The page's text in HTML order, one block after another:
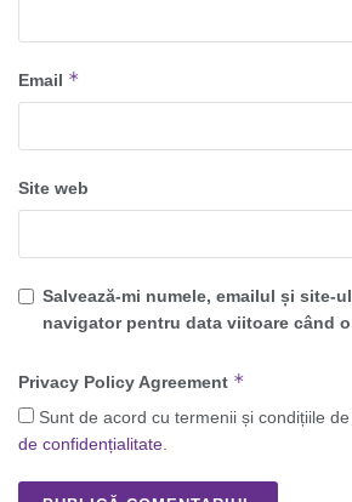
Email *
Site web
Salvează-mi numele, emailul și site-
navigator pentru data viitoare când
Privacy Policy Agreement *
Sunt de acord cu termenii și condițiile
de confidențialitate.